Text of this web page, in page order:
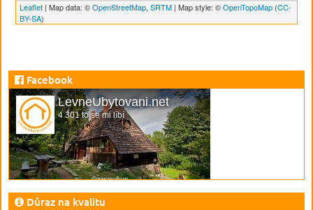
Leaflet | Map data: ©OpenStreetMap, SRTM | Map style: ©OpenTopoMap (CC-
BY-SA)
Facebook
LevneUbytovani.net
4 301 to se mi líbí
Důraz na kvalitu